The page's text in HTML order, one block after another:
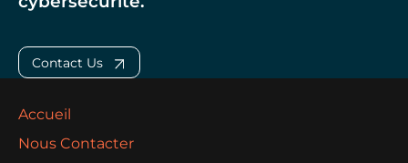
Contact Us
Accueil
Nous Contacter